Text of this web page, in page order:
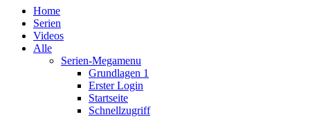
Home
Serien
Videos
Alle
Serien-Megamenu
Grundlagen 1
Erster Login
Startseite
Schnellzugriff